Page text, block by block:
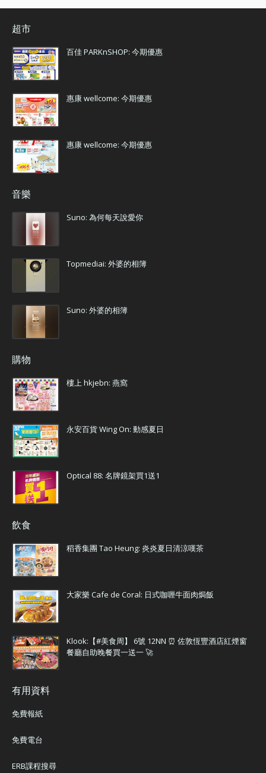
超市
百佳 PARKnSHOP: 今期優惠
惠康 wellcome: 今期優惠
惠康 wellcome: 今期優惠
音樂
Suno: 為何每天說愛你
Topmediai: 外婆的相簿
Suno: 外婆的相簿
購物
樓上 hkjebn: 燕窩
永安百貨 Wing On: 動感夏日
Optical 88: 名牌鏡架買1送1
飲食
稻香集團 Tao Heung: 炎炎夏日清涼嘆茶
大家樂 Cafe de Coral: 日式咖喱牛面肉焗飯
Klook:【#美食周】 6號 12NN ⏰ 佐敦恆豐酒店紅煙窗
餐廳自助晚餐買一送一 🚀
有用資料
免費報紙
免費電台
ERB課程搜尋